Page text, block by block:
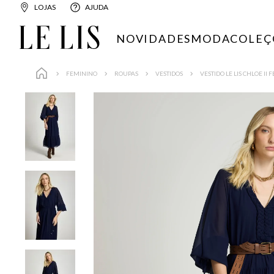
LOJAS AJUDA
NOVIDADESMODA
FEMININO ROUPAS VESTIDOS VESTIDO LE LIS CHLOE II